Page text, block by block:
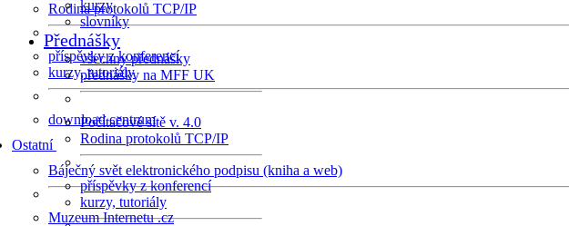
Rodina protokolů TCP/IP
příspěvky z konferencí
kurzy, tutoriály
download centrum
Ostatní
Báječný svět elektronického podpisu (kniha a web)
Muzeum Internetu .cz
kurzy
slovníky
Přednášky
všechny přednášky
přednášky na MFF UK
Počítačové sítě v. 4.0
Rodina protokolů TCP/IP
příspěvky z konferencí
kurzy, tutoriály